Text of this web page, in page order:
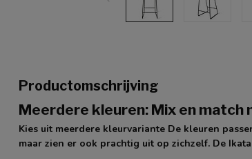
Productomschrijving
Meerdere kleuren: Mix en match
Kies uit meerdere kleurvariante De kleuren
maar zien er ook prachtig uit op zichzelf. De